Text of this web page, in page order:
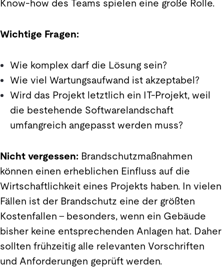
Know-how des Teams spielen eine große Rolle.
Wichtige Fragen:
Wie komplex darf die Lösung sein?
Wie viel Wartungsaufwand ist akzeptabel?
Wird das Projekt letztlich ein IT-Projekt, weil
die bestehende Softwarelandschaft
umfangreich angepasst werden muss?
Nicht vergessen: Brandschutzmaßnahmen
können einen erheblichen Einfluss auf die
Wirtschaftlichkeit eines Projekts haben. In vielen
Fällen ist der Brandschutz eine der größten
Kostenfallen – besonders, wenn ein Gebäude
bisher keine entsprechenden Anlagen hat. Daher
sollten frühzeitig alle relevanten Vorschriften
und Anforderungen geprüft werden.